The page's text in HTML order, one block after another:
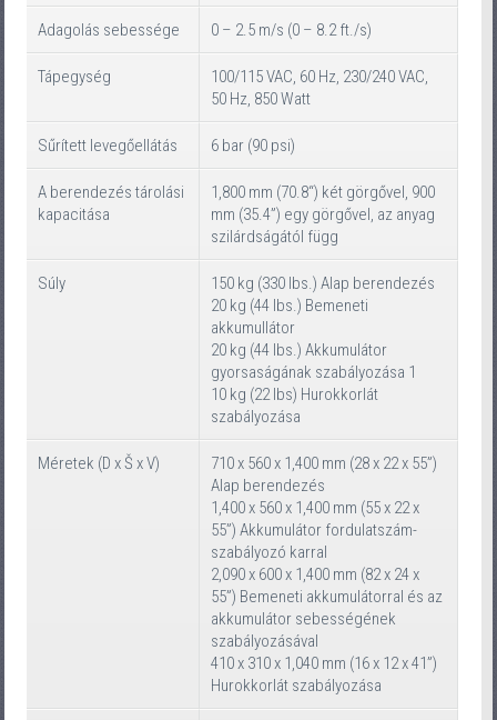
Adagolás sebessége 0 – 2.5 m/s (0 – 8.2 ft./s)
Tápegység
100/115 VAC, 60 Hz, 230/240 VAC,
50 Hz, 850 Watt
Sűrített levegőellátás 6 bar (90 psi)
A berendezés tárolási
kapacitása
1,800 mm (70.8“) két görgővel, 900
mm (35.4”) egy görgővel, az anyag
szilárdságától függ
Súly
150 kg (330 lbs.) Alap berendezés
20 kg (44 lbs.) Bemeneti
akkumullátor
20 kg (44 Ibs.) Akkumulátor
gyorsaságának szabályozása 1
10 kg (22 lbs) Hurokkorlát
szabályozása
Méretek (D x Š x V)
710 x 560 x 1,400 mm (28 x 22 x 55”)
Alap berendezés
1,400 x 560 x 1,400 mm (55 x 22 x
55”) Akkumulátor fordulatszám-
szabályozó karral
2,090 x 600 x 1,400 mm (82 x 24 x
55”) Bemeneti akkumulátorral és az
akkumulátor sebességének
szabályozásával
410 x 310 x 1,040 mm (16 x 12 x 41”)
Hurokkorlát szabályozása